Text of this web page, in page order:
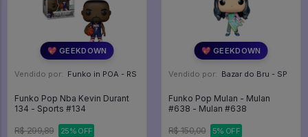
💖 GEEKDOWN
Vendido por: Funko in POA - RS
Funko Pop Nba Kevin Durant
134 - Sports #134
R$ 299,89 25% OFF
💖 GEEKDOWN
Vendido por: Bazar do Bru - SP
Funko Pop Mulan - Mulan
#638 - Mulan #638
R$ 150,00 5% OFF